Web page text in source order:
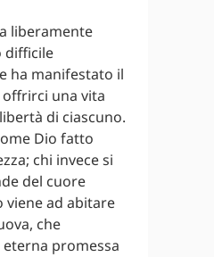
liberamente
difficile
ha manifestato il
una vita
di ciascuno.
Dio fatto
chi invece si
del cuore
viene ad abitare
che
promessa